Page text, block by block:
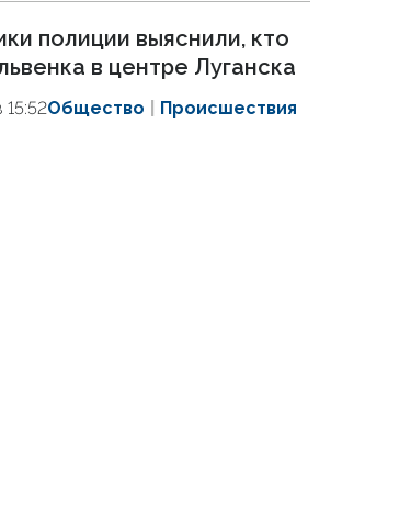
полиции выяснили, кто
в центре Луганска
15:52Общество Происшествия